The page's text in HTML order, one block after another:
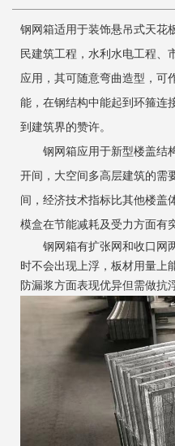
钢网箱适用于装饰悬吊式天花
民建筑工程，水利水电工程、
应用，其可随意弯曲造型，可
能，在钢结构中能起到环箍连
到建筑界的赞许。
钢网箱应用于新型楼盖结
开间，大空间多高层建筑的需
间，经济技术指标比其他楼盖
模盒在节能减耗及受力方面有
钢网箱有扩张网和收口网
时不会出现上浮，板材用量上
防漏浆方面表现优异但需做抗